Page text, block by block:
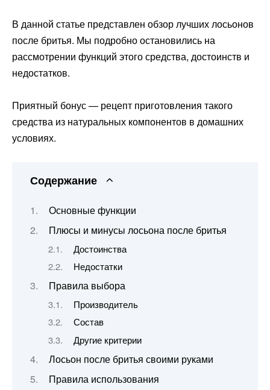
В данной статье представлен обзор лучших лосьонов
после бритья. Мы подробно остановились на
рассмотрении функций этого средства, достоинств и
недостатков.
Приятный бонус — рецепт приготовления такого
средства из натуральных компонентов в домашних
условиях.
Содержание
Основные функции
Плюсы и минусы лосьона после бритья
Достоинства
Недостатки
Правила выбора
Производитель
Состав
Другие критерии
Лосьон после бритья своими руками
Правила использования